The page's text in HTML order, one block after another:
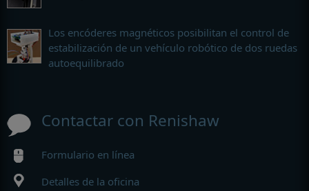
Los encóderes magnéticos posibilitan el control de
estabilización de un vehículo robótico de dos ruedas
autoequilibrado
Contactar con Renishaw
Formulario en línea
Detalles de la oficina